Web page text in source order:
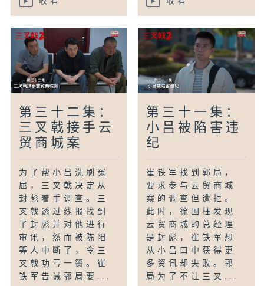
第三十二集：
三叉戟接手云
贸商城案
为了帮小吕洗刷冤
屈，三叉戟决定从
封彪着手调查。三
叉戟透过线报找到
了封彪并对他进行
审讯，然而被陈阳
等人中断了，令三
叉戟功亏一篑。崔
铁军告诫郭局要...
第三十一集：
小吕被陷害违
纪
崔铁军找到郭局，
要求参与云贸商城
案的调查但遭拒。
此时，徐国柱发现
云贸商城的总经理
是封彪，崔铁军想
从小吕口中获得更
多资讯却失败。郭
局为了不让三叉...